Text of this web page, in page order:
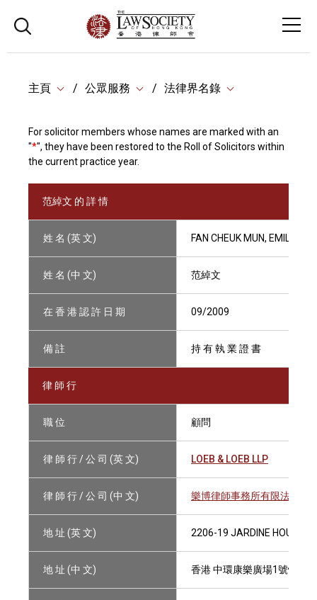
主頁 公眾服務 法律界名錄
For solicitor members whose names are marked with an
"*", they have been restored to the Roll of Solicitors within
the current practice year.
范綽文 的 詳 情
姓 名 (英 文) FAN CHEUK MUN, EMILY
姓 名 (中 文) 范綽文
在 香 港 認 許 日 期 09/2009
備 註 持 有 執 業 證 書
律 師 行
職 位 顧問
律 師 行 / 公 司 (英 文) LOEB & LOEB LLP
律 師 行 / 公 司 (中 文) 樂博律師事務所有限法律責
地 址 (英 文) 2206-19 JARDINE HOUSE, 1
地 址 (中 文) 香港 中環康樂廣場1號怡和